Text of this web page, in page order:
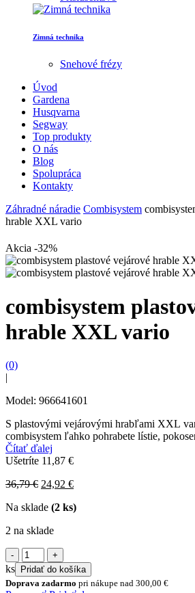
Zimná technika
Snehové frézy
Úvod
Gardena
Husqvarna
Segway
Top produkty
O nás
Blog
Spolupráca
Kontakty
Záhradné náradie Combisystem
hrable XXL vario
Akcia -32%
combisystem
hrable XXL vario
(0)
|
Model: 966641601
S plastovými vejárovými hrabľami XXL
combisystem ľahko pohrabete lístie,
prevzdušňovaní a ďalší záhradný odpad
Čítať ďalej
Ušetríte 11,87 €
36,79€ Original
was:
24,92 €Current
is:
Na sklade (2 ks)
2 na sklade
množstvo
combisystem
plastové
vejárové
ks
Pridať do košíka
Doprava zadarmo pri nákupe nad 300,00 €